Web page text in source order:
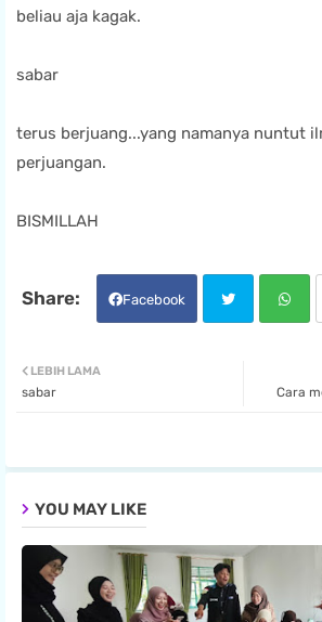
beliau aja kagak.
sabar
terus berjuang...yang namanya nuntut
perjuangan.
BISMILLAH
Facebook
tsa
Cara
LEBIH LAMA
sabar
YOU MAY LIKE